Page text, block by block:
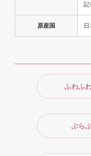
記
原産国
ふわふ
ぶら